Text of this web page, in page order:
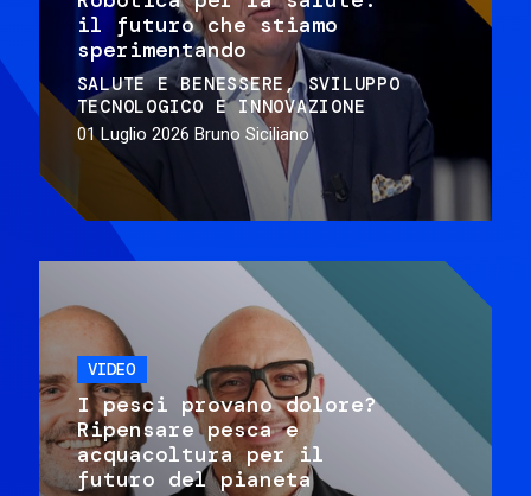
il futuro che stiamo
sperimentando
SALUTE E BENESSERE
SVILUPPO
TECNOLOGICO E INNOVAZIONE
01 Luglio 2026 Bruno Siciliano
VIDEO
I pesci provano dolore?
Ripensare pesca e
acquacoltura per il
futuro del pianeta